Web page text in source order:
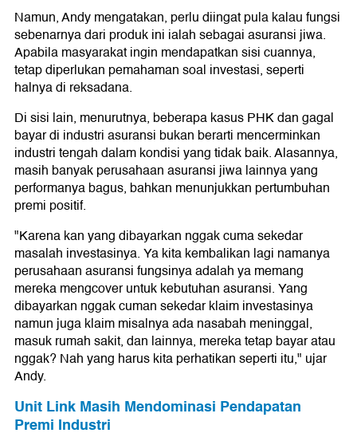
Namun, Andy mengatakan, perlu diingat pula kalau fungsi
sebenarnya dari produk ini ialah sebagai asuransi jiwa.
Apabila masyarakat ingin mendapatkan sisi cuannya,
tetap diperlukan pemahaman soal investasi, seperti
halnya di reksadana.
Di sisi lain, menurutnya, beberapa kasus PHK dan gagal
bayar di industri asuransi bukan berarti mencerminkan
industri tengah dalam kondisi yang tidak baik. Alasannya,
masih banyak perusahaan asuransi jiwa lainnya yang
performanya bagus, bahkan menunjukkan pertumbuhan
premi positif.
"Karena kan yang dibayarkan nggak cuma sekedar
masalah investasinya. Ya kita kembalikan lagi namanya
perusahaan asuransi fungsinya adalah ya memang
mereka mengcover untuk kebutuhan asuransi. Yang
dibayarkan nggak cuman sekedar klaim investasinya
namun juga klaim misalnya ada nasabah meninggal,
masuk rumah sakit, dan lainnya, mereka tetap bayar atau
nggak? Nah yang harus kita perhatikan seperti itu," ujar
Andy.
Unit Link Masih Mendominasi Pendapatan
Premi Industri